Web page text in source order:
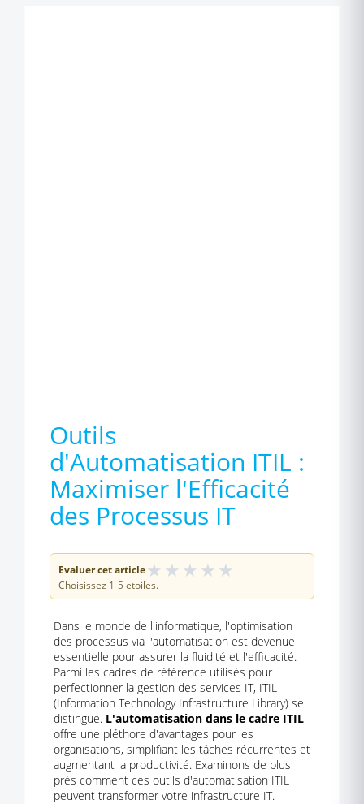
Outils
d'Automatisation ITIL :
Maximiser l'Efficacité
des Processus IT
Evaluer cet article★ ★ ★ ★ ★
Choisissez 1-5 etoiles.
Dans le monde de l'informatique, l'optimisation
des processus via l'automatisation est devenue
essentielle pour assurer la fluidité et l'efficacité.
Parmi les cadres de référence utilisés pour
perfectionner la gestion des services IT, ITIL
(Information Technology Infrastructure Library) se
distingue. L'automatisation dans le cadre ITIL
offre une pléthore d'avantages pour les
organisations, simplifiant les tâches récurrentes et
augmentant la productivité. Examinons de plus
près comment ces outils d'automatisation ITIL
peuvent transformer votre infrastructure IT.